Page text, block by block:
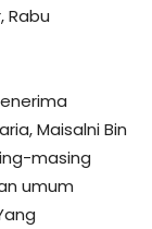
Rabu
Maisalni Bin
masing
umum